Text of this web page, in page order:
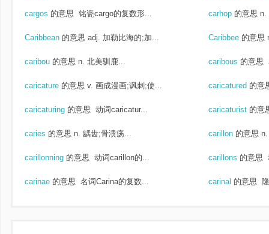
cargos 的意思 铭瓷cargo的复数形... carhop 的意思 n.
Caribbean 的意思 adj. 加勒比海的;加... Caribbee 的意思
caribou 的意思 n. 北美驯鹿... caribous 的意思
caricature 的意思 v. 画成漫画;讽刺;使... caricatured 的意
caricaturing 的意思 动词caricatur... caricaturist 的意
caries 的意思 n. 龋齿;骨溃疡... carillon 的意思
carillonning 的意思 动词carillon的... carillons 的意思
carinae 的意思 名词Carina的复数... carinal 的意思